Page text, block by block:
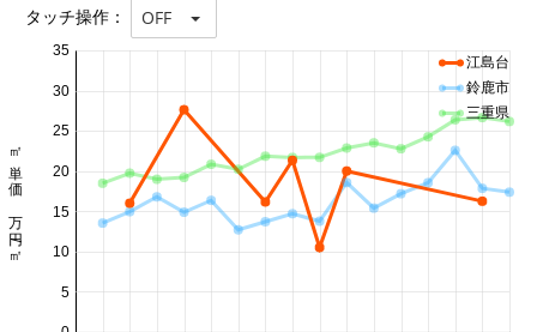
タッチ操作： OFF
5
10
15
20
25
30
35
㎡単価 万円/㎡
江島台
鈴鹿市
三重県